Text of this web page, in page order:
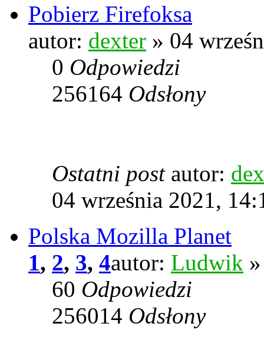
Pobierz Firefoksa
autor: dexter » 04
0 Odpowiedzi
256164 Odsłony
Ostatni post autor:
04 września 2021,
Polska Mozilla Planet
1, 2, 3, 4autor: Ludwik
60 Odpowiedzi
256014 Odsłony